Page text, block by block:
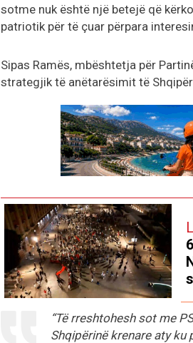
sotme nuk është një betejë që
patriotik për të çuar përpara
Sipas Ramës, mbështetja për
strategjik të anëtarësimit të
“Të rreshtohesh sot me
Shqipërinë krenare aty ku